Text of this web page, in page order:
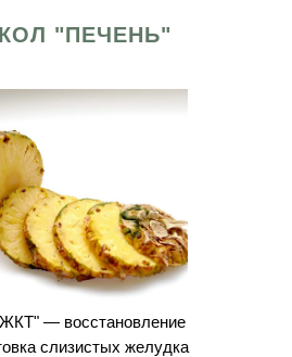
"ПЕЧЕНЬ"
— восстановление
слизистых желудка